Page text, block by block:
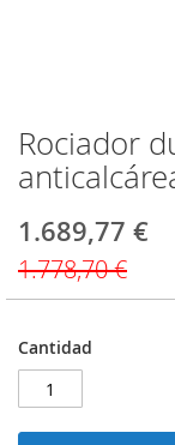
Rociador
Precio
1.689,77 €
1.778,70 €
Cantidad
Saltar
al
comienzo
la
galería
de
imágenes